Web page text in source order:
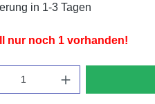
in 1-3 Tagen
nur noch 1 vorhanden!